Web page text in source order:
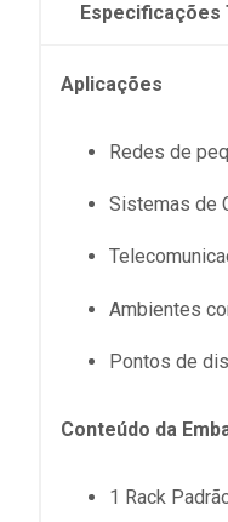
Especificações
Aplicações
Redes de
Sistemas de
Ambientes
Pontos de
Conteúdo da
1 Rack